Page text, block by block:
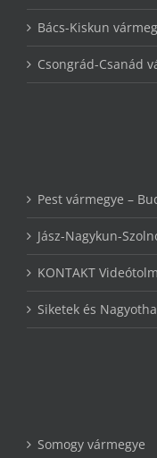
Bács-Kiskun
Csongrád-Csanád
Pest vármegye –
Jász-Nagykun-
KONTAKT
Siketek és
Somogy vármegye